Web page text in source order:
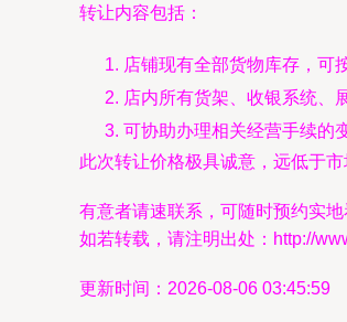
转让内容包括：
店铺现有全部货物库存，可
店内所有货架、收银系统、
可协助办理相关经营手续的
此次转让价格极具诚意，远低于
有意者请速联系，可随时预约实地
如若转载，请注明出处：http://
更新时间：2026-08-06 03:45:59